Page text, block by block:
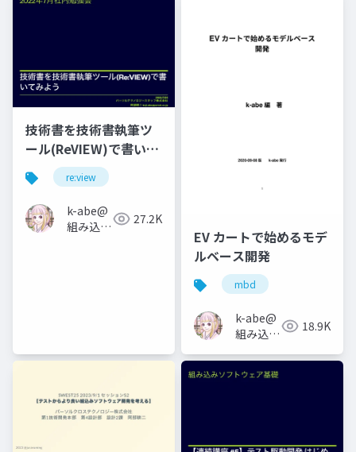
技術書を技術書執筆ツ
ール(ReVIEW)で書いて
みようre:view
k-abe@
組み込み
27.2K
EV カートで始めるモデ
ルベース開発
mbd
k-abe@
組み込み
ェアの人
18.9K